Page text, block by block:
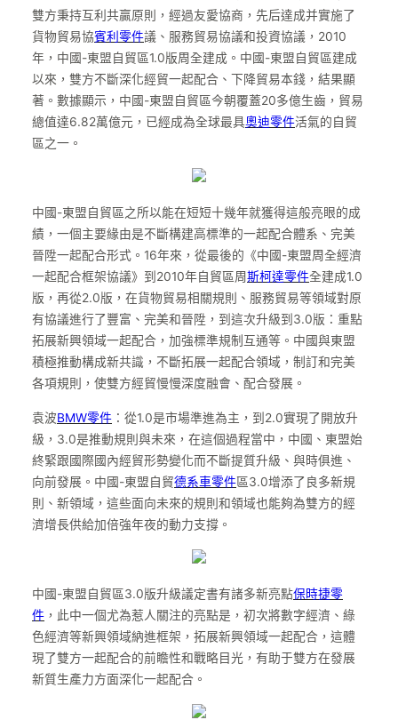
雙方秉持互利共贏原則，經過友愛協商，先后達成并實施了
貨物貿易協賓利零件議、服務貿易協議和投資協議，2010
年，中國-東盟自貿區1.0版周全建成。中國-東盟自貿區建成
以來，雙方不斷深化經貿一起配合、下降貿易本錢，結果顯
著。數據顯示，中國-東盟自貿區今朝覆蓋20多億生齒，貿易
總值達6.82萬億元，已經成為全球最具奧迪零件活氣的自貿
區之一。
中國-東盟自貿區之所以能在短短十幾年就獲得這般亮眼的成
績，一個主要緣由是不斷構建高標準的一起配合體系、完美
晉陞一起配合形式。16年來，從最後的《中國-東盟周全經濟
一起配合框架協議》到2010年自貿區周斯柯達零件全建成1.0
版，再從2.0版，在貨物貿易相關規則、服務貿易等領域對原
有協議進行了豐富、完美和晉陞，到這次升級到3.0版：重點
拓展新興領域一起配合，加強標準規制互通等。中國與東盟
積極推動構成新共識，不斷拓展一起配合領域，制訂和完美
各項規則，使雙方經貿慢慢深度融會、配合發展。
袁波BMW零件 ：從1.0是市場準進為主，到2.0實現了開放升
級，3.0是推動規則與未來，在這個過程當中，中國、東盟始
終緊跟國際國內經貿形勢變化而不斷提質升級、與時俱進、
向前發展。中國-東盟自貿德系車零件區3.0增添了良多新規
則、新領域，這些面向未來的規則和領域也能夠為雙方的經
濟增長供給加倍強年夜的動力支撐。
中國-東盟自貿區3.0版升級議定書有諸多新亮點保時捷零
件 ，此中一個尤為惹人關注的亮點是，初次將數字經濟、綠
色經濟等新興領域納進框架，拓展新興領域一起配合，這體
現了雙方一起配合的前瞻性和戰略目光，有助于雙方在發展
新質生產力方面深化一起配合。